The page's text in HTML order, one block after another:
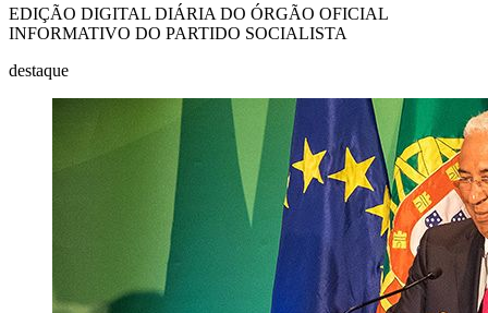
EDIÇÃO DIGITAL DIÁRIA DO ÓRGÃO OFICIAL
INFORMATIVO DO PARTIDO SOCIALISTA
destaque